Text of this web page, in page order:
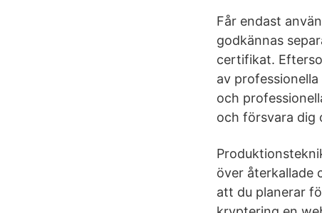
Får endast
godkännas
certifikat.
av
och
och försvara dig
över återkallade
att du planerar